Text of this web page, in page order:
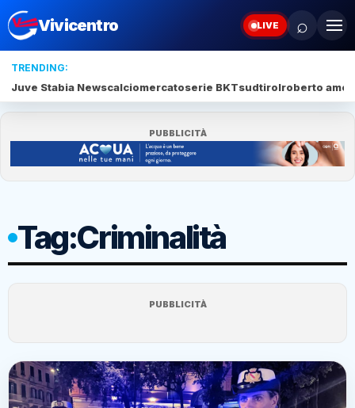
Vivicentro LIVE ⌕
TRENDING:
Juve Stabia Newscalciomercatoserie BKTsudtirolroberto
PUBBLICITÀ
Tag:Criminalità
PUBBLICITÀ